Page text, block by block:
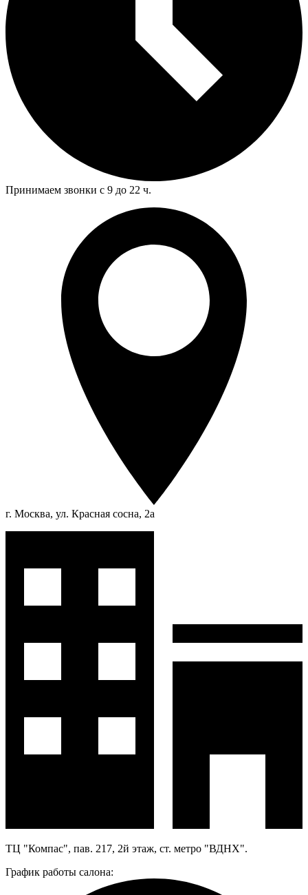
Принимаем звонки с 9 до 22 ч.
г. Москва, ул. Красная сосна, 2а
ТЦ "Компас", пав. 217, 2й этаж, ст. метро "ВДНХ".
График работы салона: